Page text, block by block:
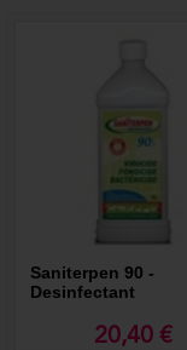
Saniterpen 90 -
Desinfectant
20,40 €